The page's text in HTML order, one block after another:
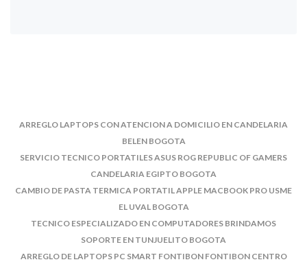
ARREGLO LAPTOPS CON ATENCION A DOMICILIO EN CANDELARIA
BELEN BOGOTA
SERVICIO TECNICO PORTATILES ASUS ROG REPUBLIC OF GAMERS
CANDELARIA EGIPTO BOGOTA
CAMBIO DE PASTA TERMICA PORTATIL APPLE MACBOOK PRO USME
EL UVAL BOGOTA
TECNICO ESPECIALIZADO EN COMPUTADORES BRINDAMOS
SOPORTE EN TUNJUELITO BOGOTA
ARREGLO DE LAPTOPS PC SMART FONTIBON FONTIBON CENTRO